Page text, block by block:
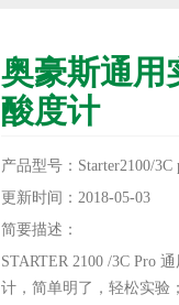
奥豪斯通用
酸度计
产品型号：Starter2100/3C
更新时间：2018-05-03
简要描述：
STARTER 2100 /3C Pro
计，简单明了，轻松实验